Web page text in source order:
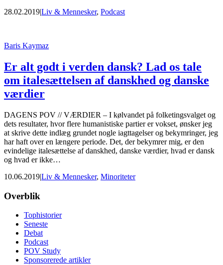
28.02.2019|Liv & Mennesker, Podcast
Baris Kaymaz
Er alt godt i verden dansk? Lad os tale
om italesættelsen af danskhed og danske
værdier
DAGENS POV // VÆRDIER – I kølvandet på folketingsvalget og
dets resultater, hvor flere humanistiske partier er vokset, ønsker jeg
at skrive dette indlæg grundet nogle iagttagelser og bekymringer, jeg
har haft over en længere periode. Det, der bekymrer mig, er den
evindelige italesættelse af danskhed, danske værdier, hvad er dansk
og hvad er ikke…
10.06.2019|Liv & Mennesker, Minoriteter
Footer
Overblik
Tophistorier
Seneste
Debat
Podcast
POV Study
Sponsorerede artikler